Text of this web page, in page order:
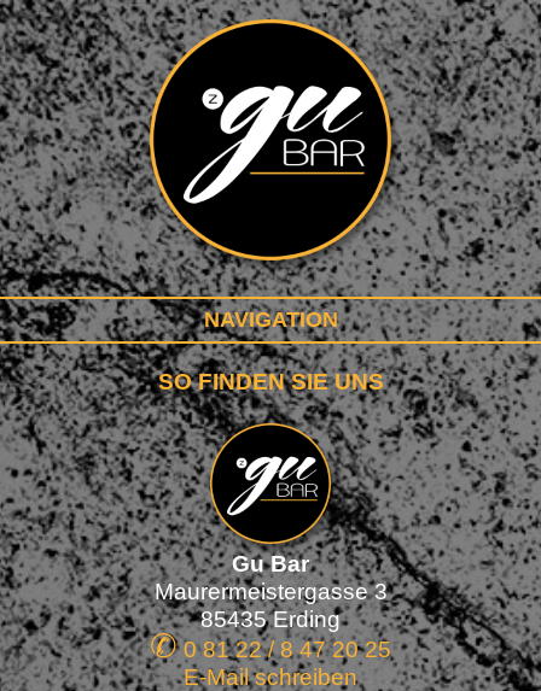
NAVIGATION
SO FINDEN SIE UNS
Gu Bar
Maurermeistergasse 3
85435 Erding
✆0 81 22 / 8 47 20 25
E-Mail schreiben